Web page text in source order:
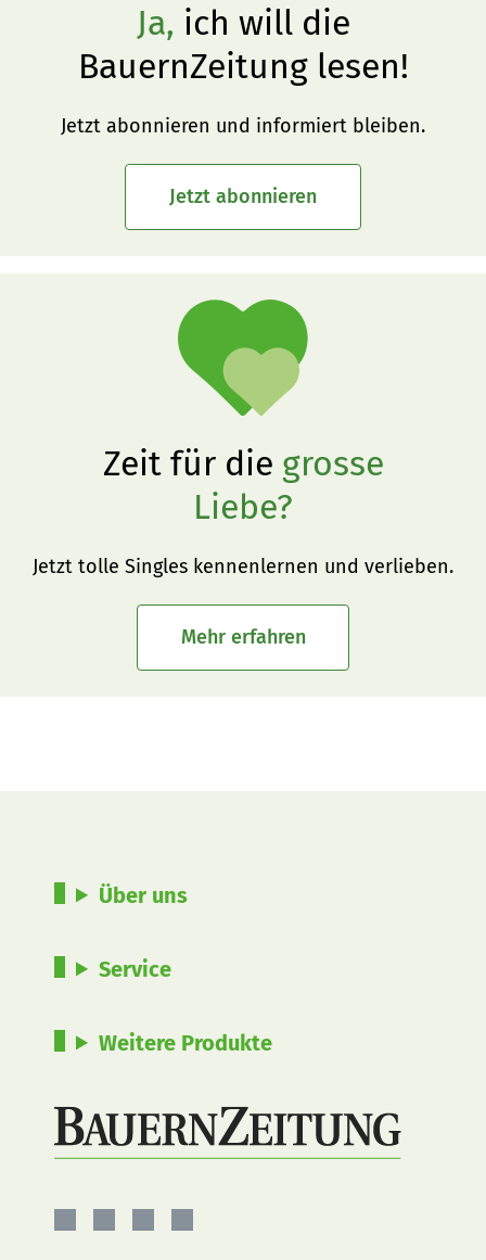
Ja, ich will die
BauernZeitung lesen!
Jetzt abonnieren und informiert bleiben.
Jetzt abonnieren
Zeit für die grosse
Liebe?
Jetzt tolle Singles kennenlernen und verlieben.
Mehr erfahren
Über uns
Service
Weitere Produkte